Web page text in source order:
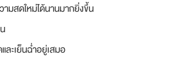
มสดใหม่ได้นานมากยิ่งขึ้น
ละเย็นฉ่ำอยู่เสมอ